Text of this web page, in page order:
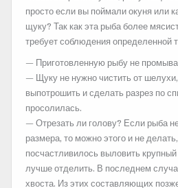
просто если вы поймали окуня или
щуку? Так как эта рыба более
требует соблюдения определенной
— Приготовленную рыбу не
— Щуку не нужно чистить от
выпотрошить и сделать разрез по
просолилась.
— Отрезать ли голову? Если рыба
размера, то можно этого и не
посчастливилось выловить
лучше отделить. В последнем
хвоста. Из этих составляющих